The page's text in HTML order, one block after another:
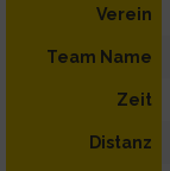
Verein
Team Name
Zeit
Distanz